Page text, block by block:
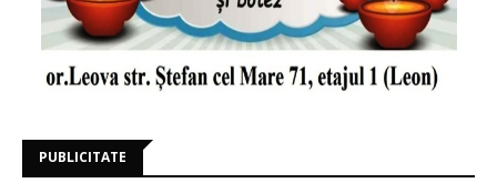
PUBLICITATE